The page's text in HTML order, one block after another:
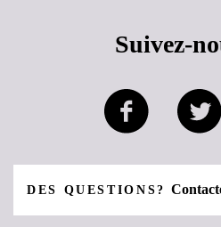
Suivez-
DES QUESTIONS?